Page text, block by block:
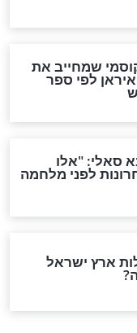
אפיקורסות
של
יהיה